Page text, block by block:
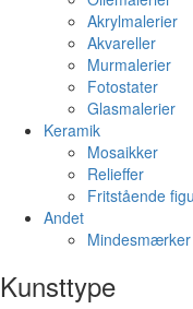
Akrylmalerier
Akvareller
Murmalerier
Fotostater
Glasmalerier
Keramik
Mosaikker
Relieffer
Fritstående
Andet
Mindesmærker
Kunsttype